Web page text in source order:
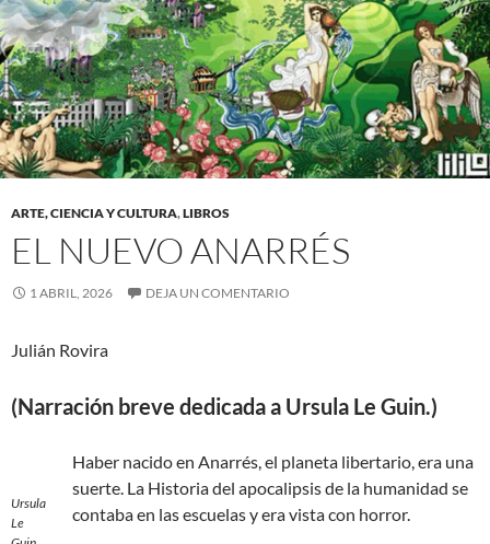
ARTE, CIENCIA Y CULTURA,LIBROS
EL NUEVO ANARRÉS
1 ABRIL, 2026 DEJA UN COMENTARIO
Julián Rovira
(Narración breve dedicada a Ursula Le Guin.)
Ursula
Le
Haber nacido en Anarrés, el planeta libertario, era una
suerte. La Historia del apocalipsis de la humanidad se
contaba en las escuelas y era vista con horror.